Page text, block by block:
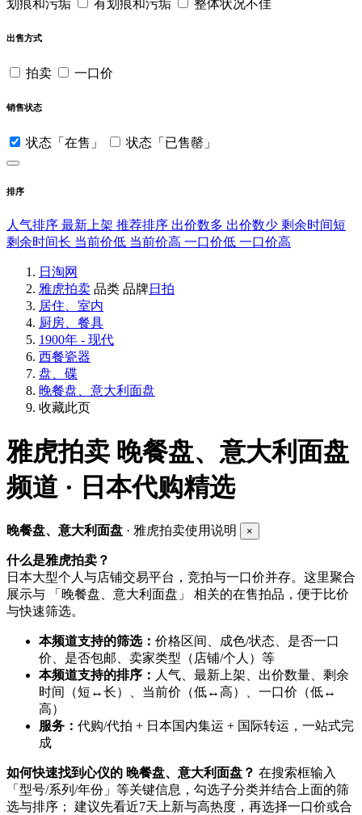
划痕和污垢 有划痕和污垢 整体状况不佳
出售方式
拍卖 一口价
销售状态
状态「在售」 状态「已售罄」
排序
人气排序 最新上架 推荐排序 出价数多 出价数少 剩余时间短
剩余时间长 当前价低 当前价高 一口价低 一口价高
日淘网
雅虎拍卖 品类 品牌日拍
居住、室内
厨房、餐具
1900年 - 现代
西餐瓷器
盘、碟
晚餐盘、意大利面盘
收藏此页
雅虎拍卖 晚餐盘、意大利面盘
频道 · 日本代购精选
晚餐盘、意大利面盘 · 雅虎拍卖使用说明 ×
什么是雅虎拍卖？
日本大型个人与店铺交易平台，竞拍与一口价并存。这里聚合
展示与 「晚餐盘、意大利面盘」 相关的在售拍品，便于比价
与快速筛选。
本频道支持的筛选： 价格区间、成色/状态、是否一口
价、是否包邮、卖家类型（店铺/个人）等
本频道支持的排序： 人气、最新上架、出价数量、剩余
时间（短↔长）、当前价（低↔高）、一口价（低↔
高）
服务： 代购/代拍 + 日本国内集运 + 国际转运，一站式完
成
如何快速找到心仪的 晚餐盘、意大利面盘？ 在搜索框输入
「型号/系列/年份」等关键信息，勾选子分类并结合上面的筛
选与排序； 建议先看近7天上新与高热度，再选择一口价或合